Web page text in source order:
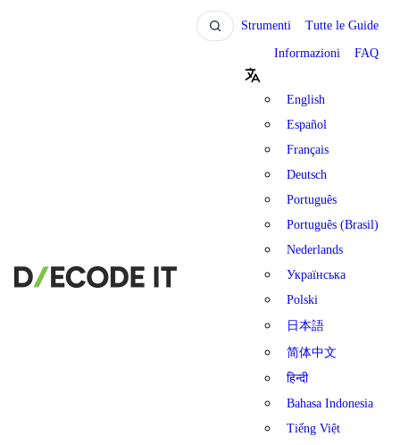
Strumenti Tutte le Guide
Informazioni FAQ
English
Español
Français
Deutsch
Português
Português (Brasil)
Nederlands
Українська
Polski
日本語
简体中文
हिन्दी
Bahasa Indonesia
Tiếng Việt